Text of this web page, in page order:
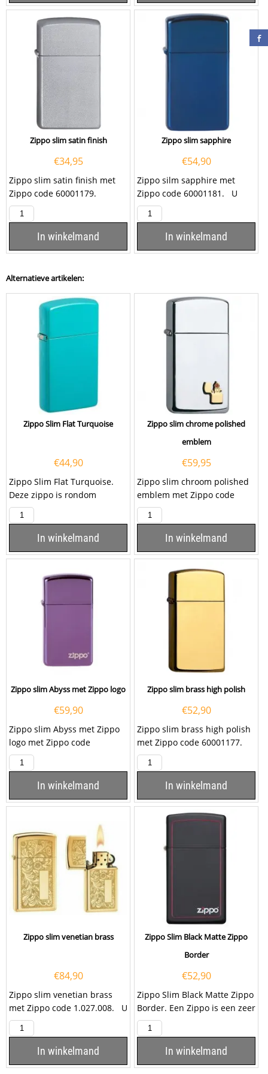
Zippo slim satin finish
€34,95
Zippo slim satin finish met
Zippo code 60001179.
In winkelmand
Zippo slim sapphire
€54,90
Zippo silm sapphire met
Zippo code 60001181. U
kunt deze blauwe slim
sapphire...
In winkelmand
Alternatieve artikelen:
Zippo Slim Flat Turquoise
€44,90
Zippo Slim Flat Turquoise.
Deze zippo is rondom
turquoise gekleurd. De
aansteker heeft een...
In winkelmand
Zippo slim chrome polished
emblem
€59,95
Zippo slim chroom polished
emblem met Zippo code
1.370.003. U kunt deze slim
Zippo ook laten...
In winkelmand
Zippo slim Abyss met Zippo logo
€59,90
Zippo slim Abyss met Zippo
logo met Zippo code
60001263.
In winkelmand
Zippo slim brass high polish
€52,90
Zippo slim brass high polish
met Zippo code 60001177.
Het is mogelijk om deze
Zippo te...
In winkelmand
Zippo slim venetian brass
€84,90
Zippo slim venetian brass
met Zippo code 1.027.008. U
kunt deze Zippo ook laten...
In winkelmand
Zippo Slim Black Matte Zippo
Border
€52,90
Zippo Slim Black Matte Zippo
Border. Een Zippo is een zeer
kwalitatieve aansteker met
de...
In winkelmand